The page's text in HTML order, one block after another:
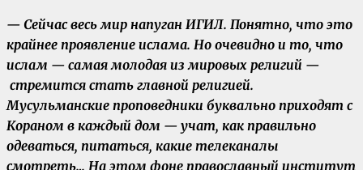
— Сейчас весь мир напуган ИГИЛ. Понятно, что это
крайнее проявление ислама. Но очевидно и то, что
ислам — самая молодая из мировых религий —
стремится стать главной религией.
Мусульманские проповедники буквально приходят с
Кораном в каждый дом — учат, как правильно
одеваться, питаться, какие телеканалы
смотреть… На этом фоне православный институт